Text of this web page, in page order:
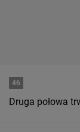
46
Druga połowa